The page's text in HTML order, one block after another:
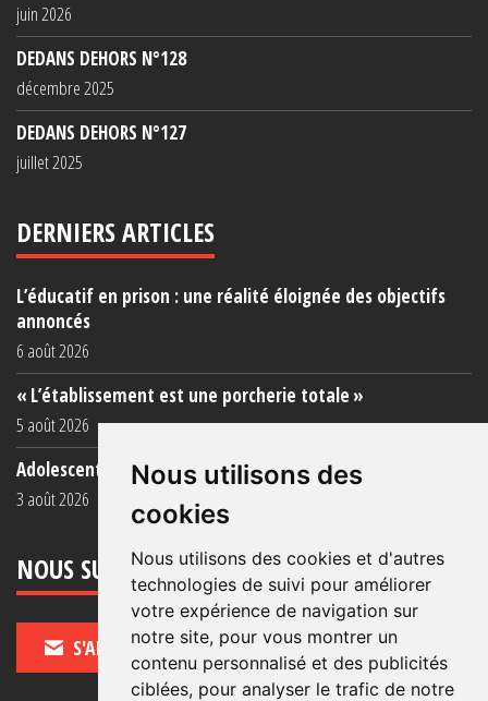
Nous utilisons des
cookies
Nous utilisons des cookies et d'autres
technologies de suivi pour améliorer
votre expérience de navigation sur
notre site, pour vous montrer un
contenu personnalisé et des publicités
ciblées, pour analyser le trafic de notre
juin 2026
DEDANS DEHORS N°128
décembre 2025
DEDANS DEHORS N°127
juillet 2025
DERNIERS ARTICLES
L’éducatif en prison : une réalité éloignée des objectifs
annoncés
6 août 2026
« L’établissement est une porcherie totale »
5 août 2026
Adolescent·es incarcéré·es : une faillite collective
3 août 2026
NOUS SUIVRE
S'ABONNER